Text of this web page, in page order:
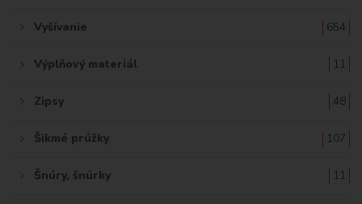
Vyšívanie 654
Výplňový materiál 11
Zipsy 48
Šikmé prúžky 107
Šnúry, šnúrky 11